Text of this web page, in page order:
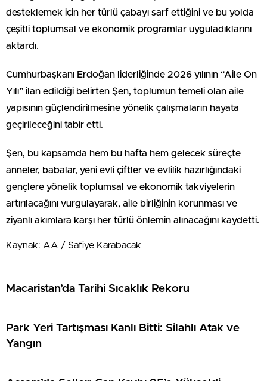
desteklemek için her türlü çabayı sarf ettiğini ve bu yolda
çeşitli toplumsal ve ekonomik programlar uyguladıklarını
aktardı.
Cumhurbaşkanı Erdoğan liderliğinde 2026 yılının “Aile On
Yılı” ilan edildiği belirten Şen, toplumun temeli olan aile
yapısının güçlendirilmesine yönelik çalışmaların hayata
geçirileceğini tabir etti.
Şen, bu kapsamda hem bu hafta hem gelecek süreçte
anneler, babalar, yeni evli çiftler ve evlilik hazırlığındaki
gençlere yönelik toplumsal ve ekonomik takviyelerin
artırılacağını vurgulayarak, aile birliğinin korunması ve
ziyanlı akımlara karşı her türlü önlemin alınacağını kaydetti.
Kaynak: AA / Safiye Karabacak
Macaristan’da Tarihi Sıcaklık Rekoru
Park Yeri Tartışması Kanlı Bitti: Silahlı Atak ve
Yangın